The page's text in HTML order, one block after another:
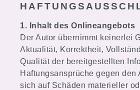
1. Inhalt des Onlineangebots
Der Autor übernimmt keinerlei
Aktualität, Korrektheit,
Qualität der bereitgestellten
Haftungsansprüche gegen den
sich auf Schäden materieller